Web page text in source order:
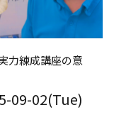
力練成講座の意
09-02(Tue)